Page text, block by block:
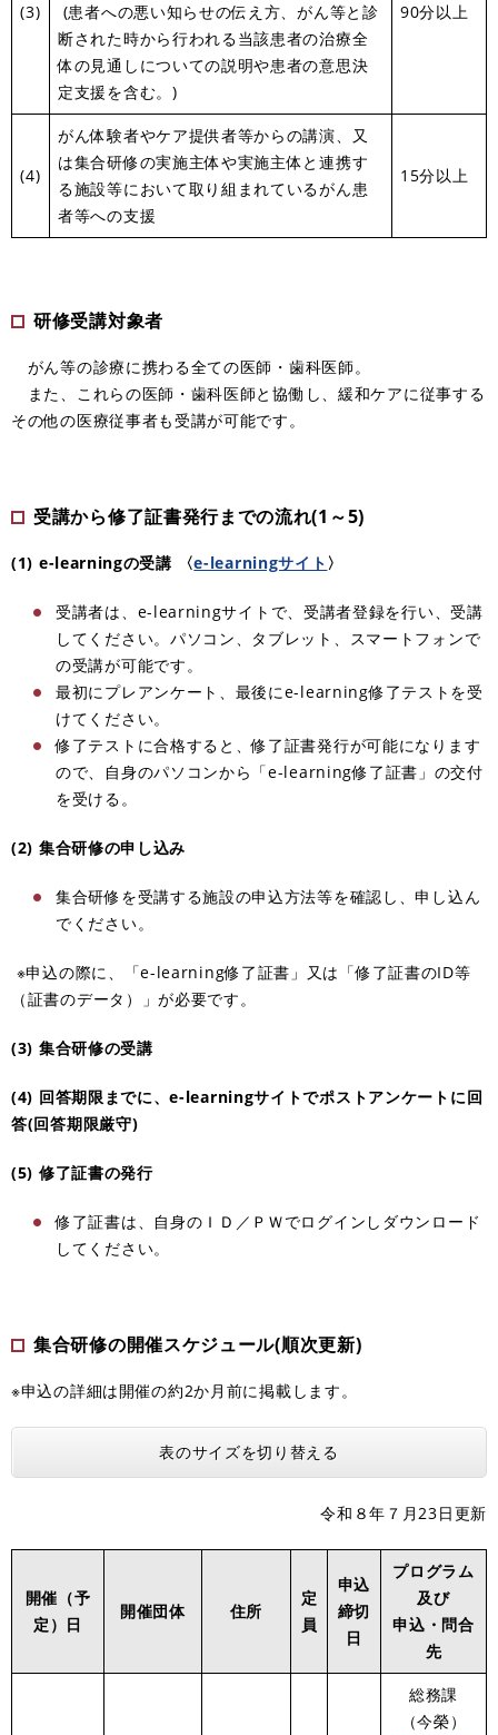
(3)
(患者への悪い知らせの伝え方、がん等と診
断された時から行われる当該患者の治療全
体の見通しについての説明や患者の意思決
定支援を含む。)
90分以上
(4)
がん体験者やケア提供者等からの講演、又
は集合研修の実施主体や実施主体と連携す
る施設等において取り組まれているがん患
者等への支援
15分以上
研修受講対象者
がん等の診療に携わる全ての医師・歯科医師。
また、これらの医師・歯科医師と協働し、緩和ケアに従事する
その他の医療従事者も受講が可能です。
受講から修了証書発行までの流れ(1～5)
(1) e-learningの受講 〈e-learningサイト 〉
受講者は、e-learningサイトで、受講者登録を行い、受講
してください。パソコン、タブレット、スマートフォンで
の受講が可能です。
最初にプレアンケート、最後にe-learning修了テストを受
けてください。
修了テストに合格すると、修了証書発行が可能になります
ので、自身のパソコンから「e-learning修了証書」の交付
を受ける。
(2) 集合研修の申し込み
集合研修を受講する施設の申込方法等を確認し、申し込ん
でください。
※申込の際に、「e-learning修了証書」又は「修了証書のID等
（証書のデータ）」が必要です。
(3) 集合研修の受講
(4) 回答期限までに、e-learningサイトでポストアンケートに回
答(回答期限厳守)
(5) 修了証書の発行
修了証書は、自身のＩＤ／ＰＷでログインしダウンロード
してください。
集合研修の開催スケジュール(順次更新)
※申込の詳細は開催の約2か月前に掲載します。
表のサイズを切り替える
令和８年７月23日更新
開催（予
定）日
開催団体 住所
定
員
申込
締切
日
プログラム
及び
申込・問合
先
総務課
（今榮）